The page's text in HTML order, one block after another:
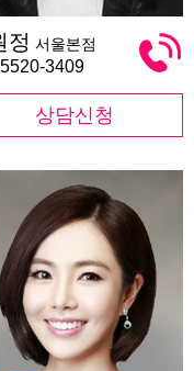
정 서울본점
3409
상담신청